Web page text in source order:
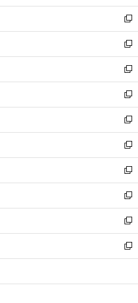
開
く
ウ
で
開
く
ン
ド
ウ
で
開
く
ウ
ィ
ン
ド
ウ
で
開
く
新
し
い
ウ
ィ
ン
ド
ウ
で
開
く
新
し
い
ウ
ィ
ン
ド
ウ
で
開
く
新
し
い
ウ
ィ
ン
ド
ウ
で
開
く
新
し
い
ウ
ィ
ン
ド
ウ
で
開
く
新
し
い
ウ
ィ
ン
ド
ウ
で
開
く
新
し
い
ウ
ィ
ン
ド
ウ
で
開
新
し
い
ウ
ィ
ン
ド
ウ
開
新
し
い
ウ
ィ
ン
ウ
新
し
い
ウ
ン
新
し
ウ